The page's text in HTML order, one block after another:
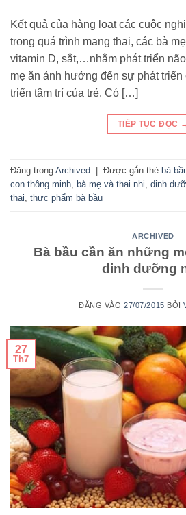
Kết quả của hàng loạt các cuộc
trong quá trình mang thai, các bà
vitamin D, sắt,…nhằm phát triển
mẹ ăn ảnh hưởng đến sự phát
triển tâm trí của trẻ. Có […]
TIẾP TỤC ĐỌC
Đăng trong Archived Được gắn thẻ bà
con thông minh, bà mẹ và thai nhi, dinh
thai, thực phẩm bà bầu
ARCHIVED
Bà bầu cần ăn những
dinh dưỡng
ĐĂNG VÀO27/07/2015 BỞI
27
Th7